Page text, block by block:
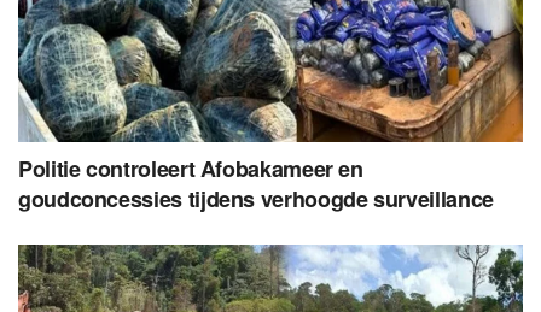
Politie controleert Afobakameer en
goudconcessies tijdens verhoogde surveillance